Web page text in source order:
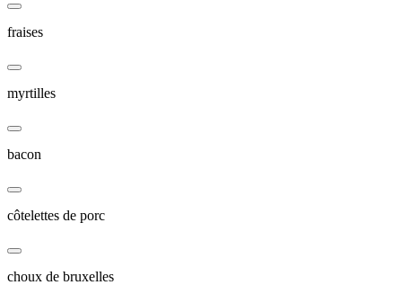
fraises
myrtilles
bacon
côtelettes de porc
choux de bruxelles